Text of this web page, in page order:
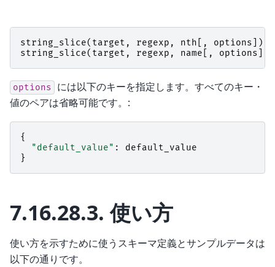
string_slice( target , regexp , nth [, options ])
string_slice( target , regexp , name [, options
options
には以下のキーを指定します。すべてのキー・
値のペアは省略可能です。:
{
"default_value" :
default_value
}
7.16.28.3.使い方
使い方を示すために使うスキーマ定義とサンプルデータは
以下の通りです。